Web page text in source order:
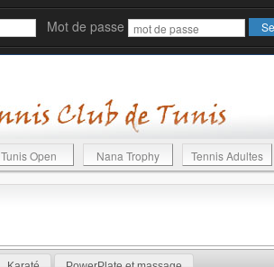
Mot de passe
Tunis Open Nana Trophy Tennis Adultes